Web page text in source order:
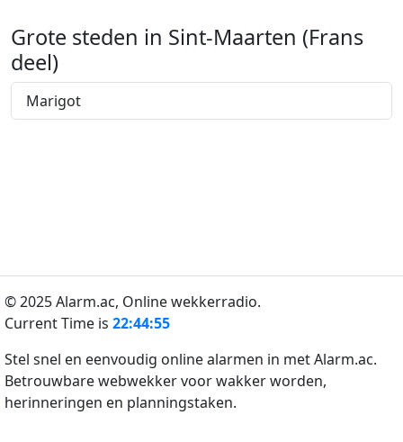
Grote steden in Sint-Maarten (Frans
deel)
Marigot
© 2025 Alarm.ac, Online wekkerradio.
Current Time is 22:44:55
Stel snel en eenvoudig online alarmen in met Alarm.ac.
Betrouwbare webwekker voor wakker worden,
herinneringen en planningstaken.